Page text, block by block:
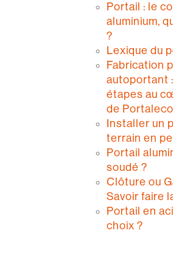
Portail : le
aluminium,
?
Lexique du
Fabrication
autoportant
étapes au
de Portaleco
Installer un
terrain en
Portail
soudé ?
Clôture ou
Savoir faire
Portail en
choix ?